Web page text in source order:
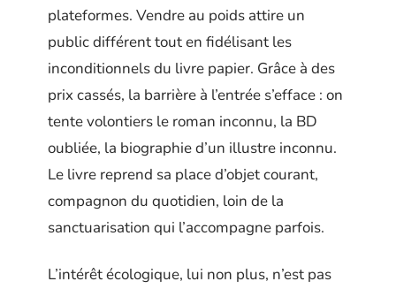
plateformes. Vendre au poids attire un
public différent tout en fidélisant les
inconditionnels du livre papier. Grâce à des
prix cassés, la barrière à l’entrée s’efface : on
tente volontiers le roman inconnu, la BD
oubliée, la biographie d’un illustre inconnu.
Le livre reprend sa place d’objet courant,
compagnon du quotidien, loin de la
sanctuarisation qui l’accompagne parfois.
L’intérêt écologique, lui non plus, n’est pas